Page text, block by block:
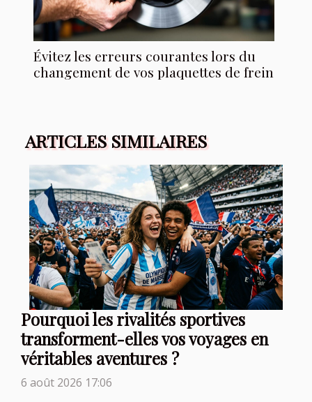
Évitez les erreurs courantes lors du
changement de vos plaquettes de frein
ARTICLES SIMILAIRES
Pourquoi les rivalités sportives
transforment-elles vos voyages en
véritables aventures ?
6 août 2026 17:06